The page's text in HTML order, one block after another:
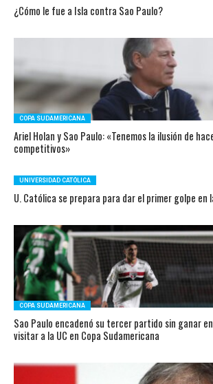
¿Cómo le fue a Isla contra Sao Paulo?
COPA SUDAMERICANA
Ariel Holan y Sao Paulo: «Tenemos la ilusión de
competitivos»
UNIVERSIDAD CATÓLICA
U. Católica se prepara para dar el primer golpe en
COPA SUDAMERICANA
Sao Paulo encadenó su tercer partido sin ganar
visitar a la UC en Copa Sudamericana